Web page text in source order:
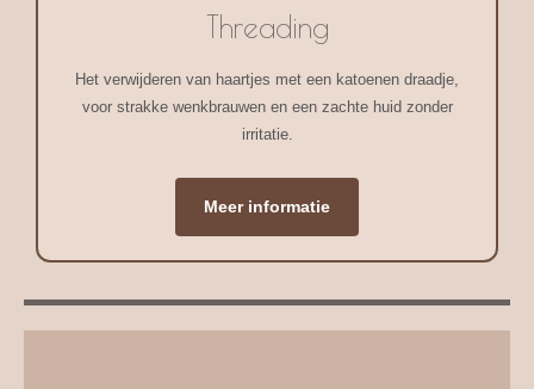
Threading
Het verwijderen van haartjes met een katoenen draadje,
voor strakke wenkbrauwen en een zachte huid zonder
irritatie.
Meer informatie